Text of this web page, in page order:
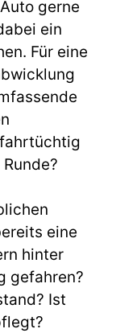
gerne
ein
Für eine
eine
hinter
gefahren?
Ist